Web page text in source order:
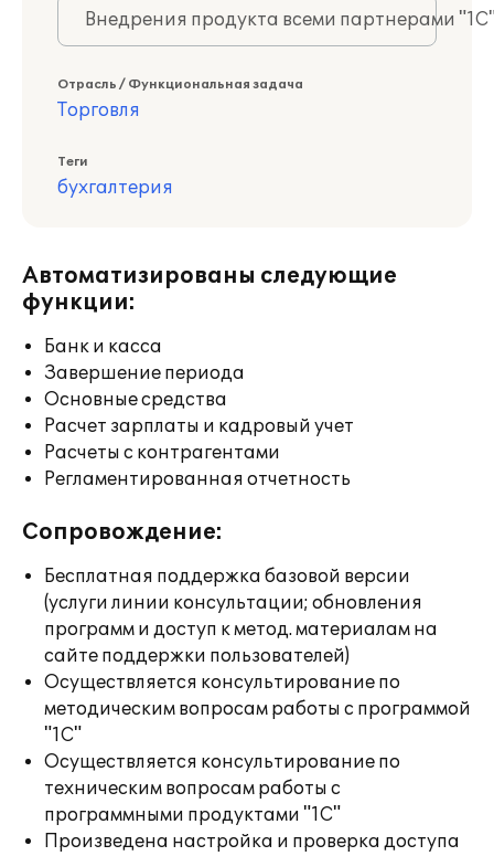
Внедрения продукта всеми партнерами
Отрасль / Функциональная задача
Торговля
Теги
бухгалтерия
Автоматизированы следующие
функции:
Банк и касса
Завершение периода
Основные средства
Расчет зарплаты и кадровый учет
Расчеты с контрагентами
Регламентированная отчетность
Сопровождение:
Бесплатная поддержка базовой версии
(услуги линии консультации; обновления
программ и доступ к метод. материалам на
сайте поддержки пользователей)
Осуществляется консультирование по
методическим вопросам работы с программой
"1С"
Осуществляется консультирование по
техническим вопросам работы с
программными продуктами "1С"
Произведена настройка и проверка доступа